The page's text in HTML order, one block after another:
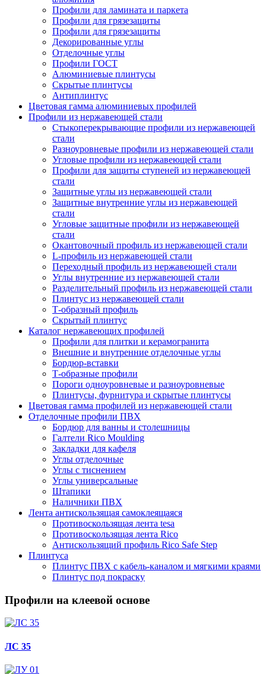
Профили для ламината и паркета
Профили для грязезащиты
Профили для грязезащиты
Декорированные углы
Отделочные углы
Профили ГОСТ
Алюминиевые плинтусы
Скрытые плинтусы
Антиплинтус
Цветовая гамма алюминиевых профилей
Профили из нержавеющей стали
Стыкоперекрывающие профили из нержавеющей
стали
Разноуровневые профили из нержавеющей стали
Угловые профили из нержавеющей стали
Профили для защиты ступеней из нержавеющей
стали
Защитные углы из нержавеющей стали
Защитные внутренние углы из нержавеющей
стали
Угловые защитные профили из нержавеющей
стали
Окантовочный профиль из нержавеющей стали
L-профиль из нержавеющей стали
Переходный профиль из нержавеющей стали
Углы внутренние из нержавеющей стали
Разделительный профиль из нержавеющей стали
Плинтус из нержавеющей стали
Т-образный профиль
Скрытый плинтус
Каталог нержавеющих профилей
Профили для плитки и керамогранита
Внешние и внутренние отделочные углы
Бордюр-вставки
Т-образные профили
Пороги одноуровневые и разноуровневые
Плинтусы, фурнитура и скрытые плинтусы
Цветовая гамма профилей из нержавеющей стали
Отделочные профили ПВХ
Бордюр для ванны и столешницы
Галтели Rico Moulding
Закладки для кафеля
Углы отделочные
Углы с тиснением
Углы универсальные
Штапики
Наличники ПВХ
Лента антискользящая самоклеящаяся
Противоскользящая лента tesa
Противоскользящая лента Rico
Антискользящий профиль Rico Safe Step
Плинтуса
Плинтус ПВХ с кабель-каналом и мягкими краями
Плинтус под покраску
Профили на клеевой основе
ЛС 35